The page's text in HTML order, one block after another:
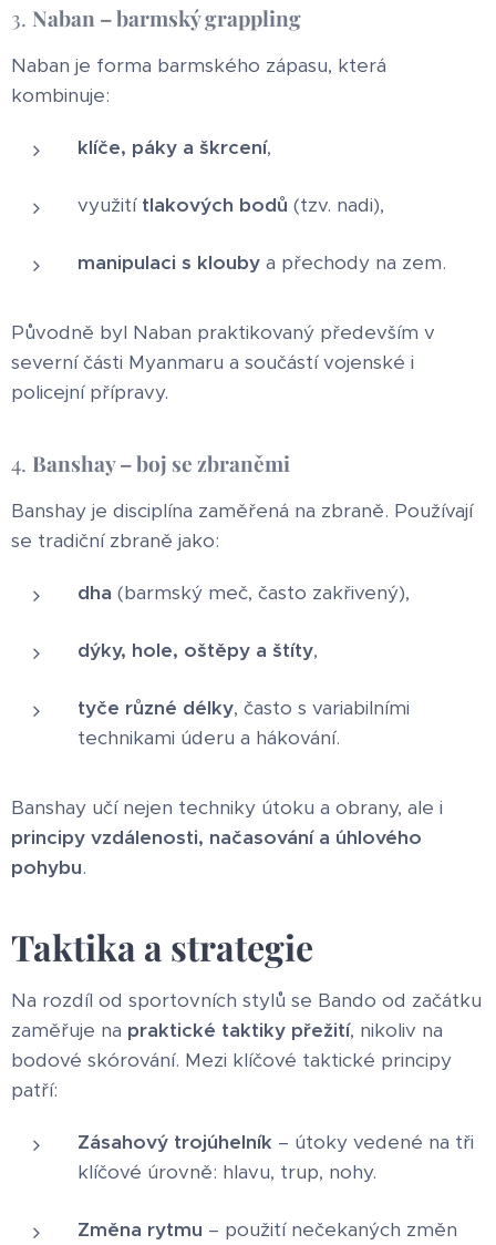
3. Naban – barmský grappling
Naban je forma barmského zápasu, která
kombinuje:
klíče, páky a škrcení,
využití tlakových bodů (tzv. nadi),
manipulaci s klouby a přechody na zem.
Původně byl Naban praktikovaný především v
severní části Myanmaru a součástí vojenské i
policejní přípravy.
4. Banshay – boj se zbraněmi
Banshay je disciplína zaměřená na zbraně. Používají
se tradiční zbraně jako:
dha (barmský meč, často zakřivený),
dýky, hole, oštěpy a štíty,
tyče různé délky, často s variabilními
technikami úderu a hákování.
Banshay učí nejen techniky útoku a obrany, ale i
principy vzdálenosti, načasování a úhlového
pohybu.
Taktika a strategie
Na rozdíl od sportovních stylů se Bando od začátku
zaměřuje na praktické taktiky přežití, nikoliv na
bodové skórování. Mezi klíčové taktické principy
patří:
Zásahový trojúhelník – útoky vedené na tři
klíčové úrovně: hlavu, trup, nohy.
Změna rytmu – použití nečekaných změn